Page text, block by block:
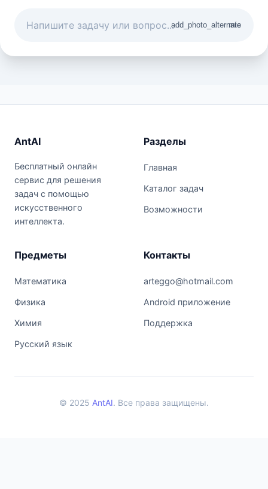
add_photo_alternate
mic
AntAI
Бесплатный онлайн
сервис для решения
задач с помощью
искусственного
интеллекта.
Разделы
Главная
Каталог задач
Возможности
Предметы
Математика
Физика
Химия
Русский язык
Контакты
arteggo@hotmail.com
Android приложение
Поддержка
© 2025 AntAI. Все права защищены.